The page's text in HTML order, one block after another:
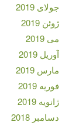
جولای 2019
ژوئن 2019
می 2019
آوریل 2019
مارس 2019
فوریه 2019
ژانویه 2019
دسامبر 2018